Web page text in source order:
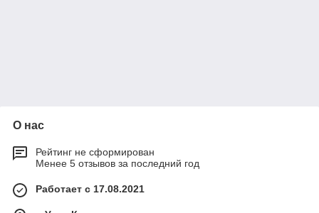
О нас
Рейтинг не сформирован
Менее 5 отзывов за последний год
Работает с 17.08.2021